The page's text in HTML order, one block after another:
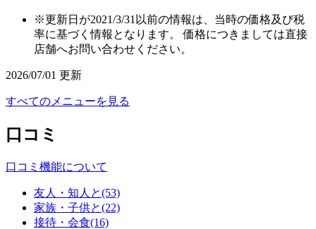
※更新日が2021/3/31以前の情報は、当時の価格及び税
率に基づく情報となります。 価格につきましては直接
店舗へお問い合わせください。
2026/07/01 更新
すべてのメニューを見る
口コミ
口コミ機能について
友人・知人と(53)
家族・子供と(22)
接待・会食(16)